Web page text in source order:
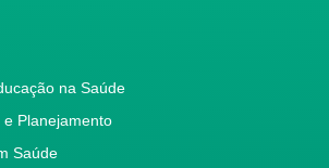
na Saúde
Planejamento
Saúde